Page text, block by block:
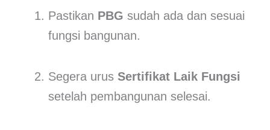
Pastikan PBG sudah ada dan sesuai
fungsi bangunan.
Segera urus Sertifikat Laik Fungsi
setelah pembangunan selesai.